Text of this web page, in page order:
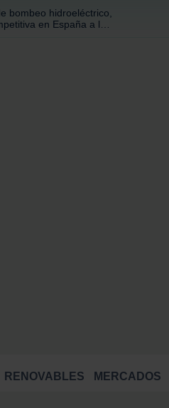
bombeo hidroeléctrico,
en España a la
RENOVABLES MERCADOS